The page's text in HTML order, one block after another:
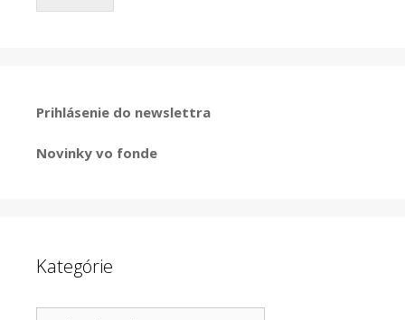
Prihlásenie do newslettra
Novinky vo fonde
Kategórie